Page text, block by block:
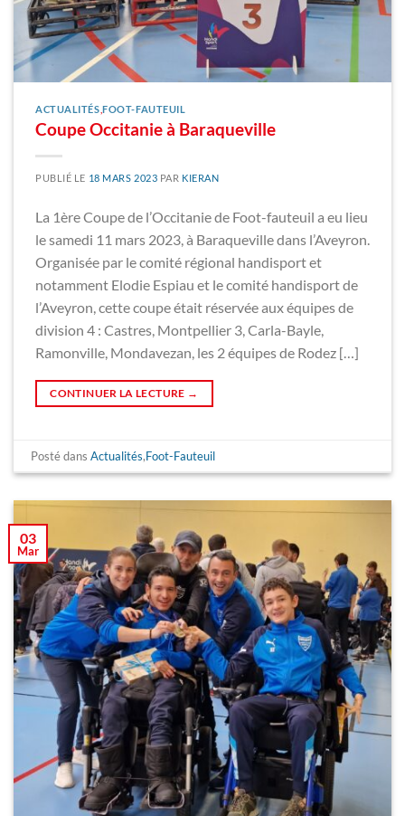
ACTUALITÉS ,FOOT-FAUTEUIL
Coupe Occitanie à Baraqueville
PUBLIÉ LE 18 MARS 2023 PAR KIERAN
La 1ère Coupe de l’Occitanie de Foot-fauteuil a eu lieu
le samedi 11 mars 2023, à Baraqueville dans l’Aveyron.
Organisée par le comité régional handisport et
notamment Elodie Espiau et le comité handisport de
l’Aveyron, cette coupe était réservée aux équipes de
division 4 : Castres, Montpellier 3, Carla-Bayle,
Ramonville, Mondavezan, les 2 équipes de Rodez […]
CONTINUER LA LECTURE →
Posté dansActualités,Foot-Fauteuil
03
Mar